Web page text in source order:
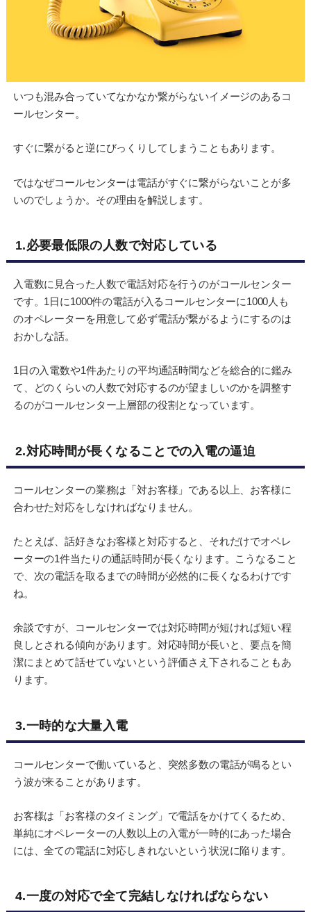
いつも混み合っていてなかなか繋がらないイメージのあるコ
ールセンター。
すぐに繋がると逆にびっくりしてしまうこともあります。
ではなぜコールセンターは電話がすぐに繋がらないことが多
いのでしょうか。その理由を解説します。
1.必要最低限の人数で対応している
入電数に見合った人数で電話対応を行うのがコールセンター
です。1日に1000件の電話が入るコールセンターに1000人も
のオペレーターを用意して必ず電話が繋がるようにするのは
おかしな話。
1日の入電数や1件あたりの平均通話時間などを総合的に鑑み
て、どのくらいの人数で対応するのが望ましいのかを調整す
るのがコールセンター上層部の役割となっています。
2.対応時間が長くなることでの入電の逼迫
コールセンターの業務は「対お客様」である以上、お客様に
合わせた対応をしなければなりません。
たとえば、話好きなお客様と対応すると、それだけでオペレ
ーターの1件当たりの通話時間が長くなります。こうなること
で、次の電話を取るまでの時間が必然的に長くなるわけです
ね。
余談ですが、コールセンターでは対応時間が短ければ短い程
良しとされる傾向があります。対応時間が長いと、要点を簡
潔にまとめて話せていないという評価さえ下されることもあ
ります。
3.一時的な大量入電
コールセンターで働いていると、突然多数の電話が鳴るとい
う波が来ることがあります。
お客様は「お客様のタイミング」で電話をかけてくるため、
単純にオペレーターの人数以上の入電が一時的にあった場合
には、全ての電話に対応しきれないという状況に陥ります。
4.一度の対応で全て完結しなければならない